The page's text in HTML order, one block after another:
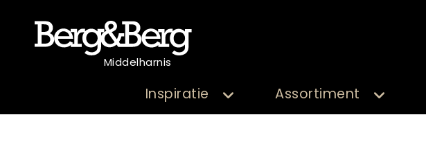
Middelharnis
Inspiratie Assortiment